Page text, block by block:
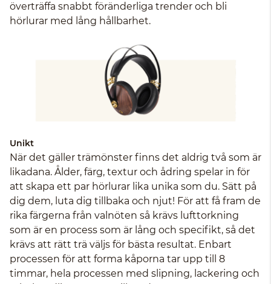
överträffa snabbt föränderliga trender och bli
hörlurar med lång hållbarhet.
Unikt
När det gäller trämönster finns det aldrig två som är
likadana. Ålder, färg, textur och ådring spelar in för
att skapa ett par hörlurar lika unika som du. Sätt på
dig dem, luta dig tillbaka och njut! För att få fram de
rika färgerna från valnöten så krävs lufttorkning
som är en process som är lång och specifikt, så det
krävs att rätt trä väljs för bästa resultat. Enbart
processen för att forma kåporna tar upp till 8
timmar, hela processen med slipning, lackering och